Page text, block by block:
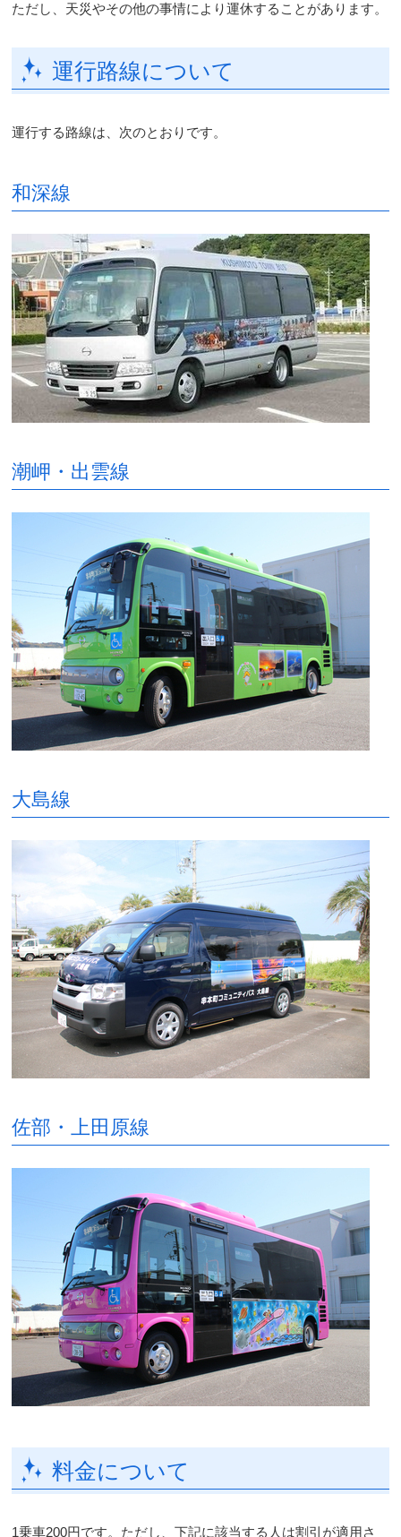
ただし、天災やその他の事情により運休することがあります。
運行路線について
運行する路線は、次のとおりです。
和深線
潮岬・出雲線
大島線
佐部・上田原線
料金について
1乗車200円です。ただし、下記に該当する人は割引が適用さ